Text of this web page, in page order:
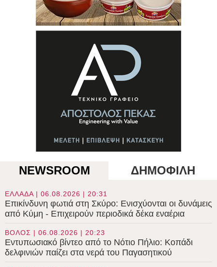
NEWSROOM ΔΗΜΟΦΙΛΗ
ΕΛΛΑΔΑ | 06.08.2026 | 20:31
Επικίνδυνη φωτιά στη Σκύρο: Ενισχύονται οι δυνάμεις
από Κύμη - Επιχειρούν περιοδικά δέκα εναέρια
ΒΟΛΟΣ | 06.08.2026 | 20:23
Εντυπωσιακό βίντεο από το Νότιο Πήλιο: Κοπάδι
δελφινιών παίζει στα νερά του Παγασητικού